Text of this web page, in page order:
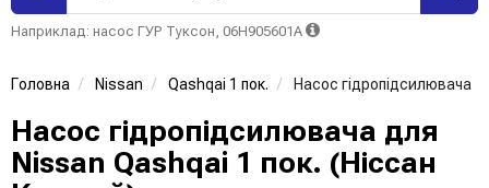
Наприклад: насос ГУР Туксон, 06H905601A
Головна Nissan Qashqai 1 пок. Насос гідропідсилювача
Насос гідропідсилювача для
Nissan Qashqai 1 пок. (Ніссан